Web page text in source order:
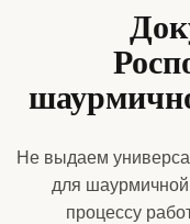
Не выдаем
для
процессу